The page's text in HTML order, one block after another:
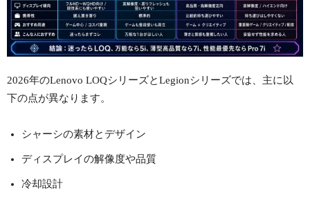
2026年のLenovo LOQシリーズとLegionシリーズでは、主に以
下の点が異なります。
シャーシの素材とデザイン
ディスプレイの解像度や品質
冷却設計